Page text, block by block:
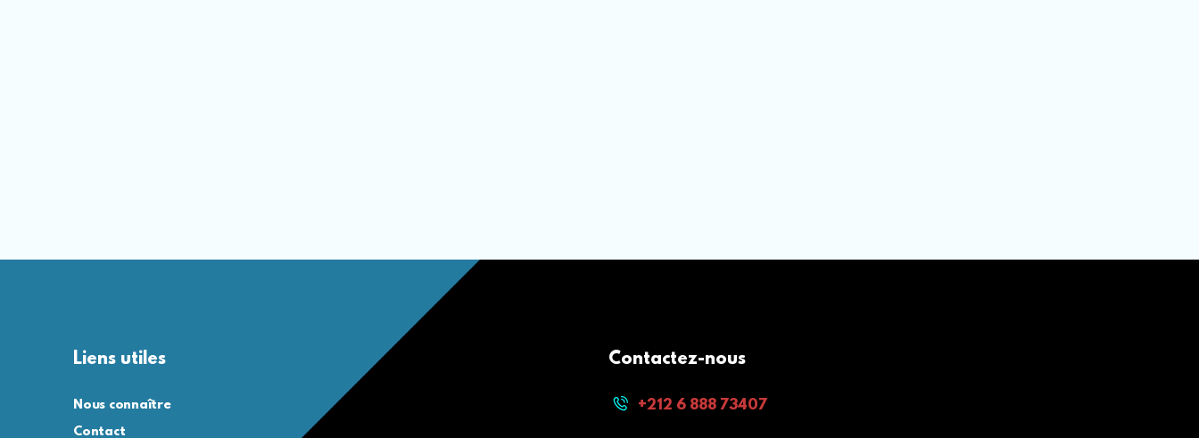
Liens utiles
Nous connaître
Contact
Contactez-nous
+212 6 888 73407